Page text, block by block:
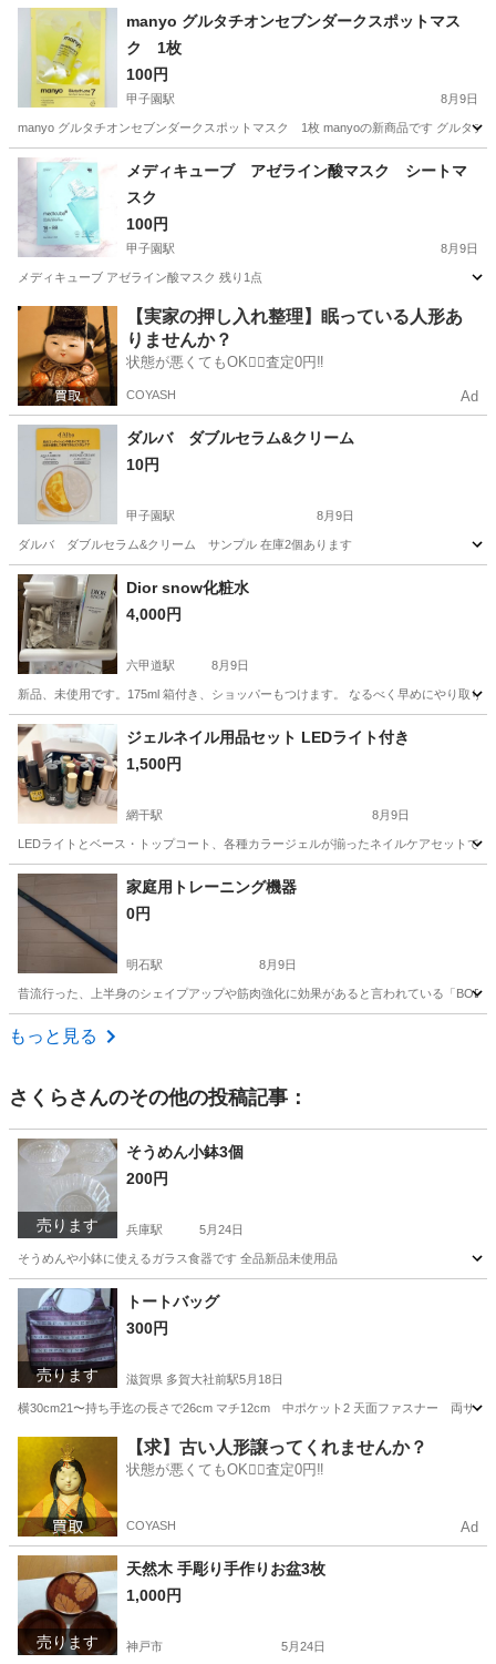
兵庫 南あわじ市 その他
manyo グルタチオンセブンダークスポットマス
ク 1枚
100円
甲子園駅 8月9日
manyo グルタチオンセブンダークスポットマスク 1枚 manyoの新商品です グルタチ
兵庫 西宮市 甲子園駅 化粧品 マスク
メディキューブ アゼライン酸マスク シートマ
スク
100円
甲子園駅 8月9日
メディキューブ アゼライン酸マスク 残り1点
兵庫 西宮市 甲子園駅 スキンケア マスク
【実家の押し入れ整理】眠っている人形あ
りませんか？
状態が悪くてもOK🙆‍♀️査定0円‼️
COYASH Ad
ダルバ ダブルセラム&クリーム
10円
甲子園駅 8月9日
ダルバ ダブルセラム&クリーム サンプル 在庫2個あります
兵庫 西宮市 化粧品
Dior snow化粧水
4,000円
六甲道駅 8月9日
新品、未使用です。175ml 箱付き、ショッパーもつけます。 なるべく早めにやり取り
兵庫 神戸市 六甲道駅 スキンケア
ジェルネイル用品セット LEDライト付き
1,500円
網干駅 8月9日
LEDライトとベース・トップコート、各種カラージェルが揃ったネイルケアセットで
兵庫 揖保郡 網干駅 LED
家庭用トレーニング機器
0円
明石駅 8月9日
昔流行った、上半身のシェイプアップや筋肉強化に効果があると言われている「
兵庫 明石市
もっと見る
さくら さんのその他の投稿記事：
売ります
そうめん小鉢3個
200円
兵庫駅 5月24日
そうめんや小鉢に使えるガラス食器です 全品新品未使用品
兵庫 神戸市 兵庫駅 食器
売ります
トートバッグ
300円
滋賀県 多賀大社前駅5月18日
横30cm21〜持ち手迄の長さで26cm マチ12cm 中ポケット2 天面ファスナー 両サイ
多賀大社前駅 バッグ
【求】古い人形譲ってくれませんか？
状態が悪くてもOK🙆‍♀️査定0円‼️
COYASH Ad
売ります
天然木 手彫り手作りお盆3枚
1,000円
神戸市 5月24日